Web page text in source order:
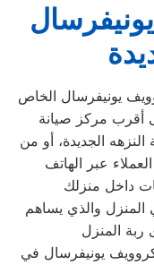
يونيفرسال الخاص
أقرب مركز صيانة
الجديدة، أو من
المنزل والذي يساهم
المنزل
يونيفرسال في